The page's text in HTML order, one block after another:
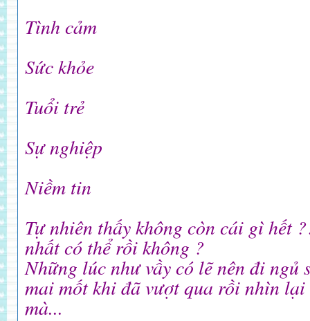
Tình cảm
Sức khỏe
Tuổi trẻ
Sự nghiệp
Niềm tin
Tự nhiên thấy không còn cái gì hết
nhất có thể rồi không ?
Những lúc như vầy có lẽ nên đi ngủ
mai mốt khi đã vượt qua rồi nhìn
mà...